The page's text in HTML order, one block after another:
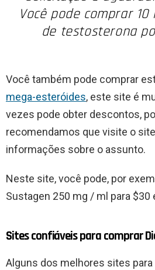
Você pode comprar
de testosterona
Você também pode comprar
mega-esteróides, este site é
vezes pode obter descontos,
recomendamos que visite o
informações sobre o assunto.
Neste site, você pode, por
Sustagen 250 mg / ml para $30
Sites confiáveis para comprar
Alguns dos melhores sites